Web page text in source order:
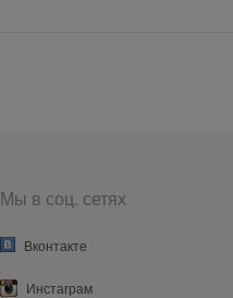
Мы в соц. сетях
Вконтакте
Инстаграм